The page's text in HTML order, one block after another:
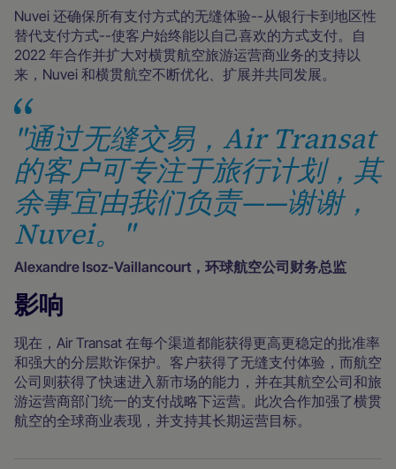
Nuvei 还确保所有支付方式的无缝体验--从银行卡到地区性
替代支付方式--使客户始终能以自己喜欢的方式支付。自
2022 年合作并扩大对横贯航空旅游运营商业务的支持以
来，Nuvei 和横贯航空不断优化、扩展并共同发展。
"通过无缝交易，Air Transat
的客户可专注于旅行计划，其
余事宜由我们负责——谢谢，
Nuvei。"
Alexandre Isoz-Vaillancourt，环球航空公司财务总监
影响
现在，Air Transat 在每个渠道都能获得更高更稳定的批准率
和强大的分层欺诈保护。客户获得了无缝支付体验，而航空
公司则获得了快速进入新市场的能力，并在其航空公司和旅
游运营商部门统一的支付战略下运营。此次合作加强了横贯
航空的全球商业表现，并支持其长期运营目标。